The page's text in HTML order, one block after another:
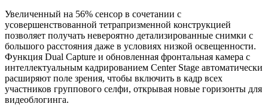
Увеличенный на 56% сенсор в сочетании с
усовершенствованной тетрапризменной конструкцией
позволяет получать невероятно детализированные снимки с
большого расстояния даже в условиях низкой освещенности.
Функция Dual Capture и обновленная фронтальная камера с
интеллектуальным кадрированием Center Stage автоматически
расширяют поле зрения, чтобы включить в кадр всех
участников группового селфи, открывая новые горизонты для
видеоблогинга.